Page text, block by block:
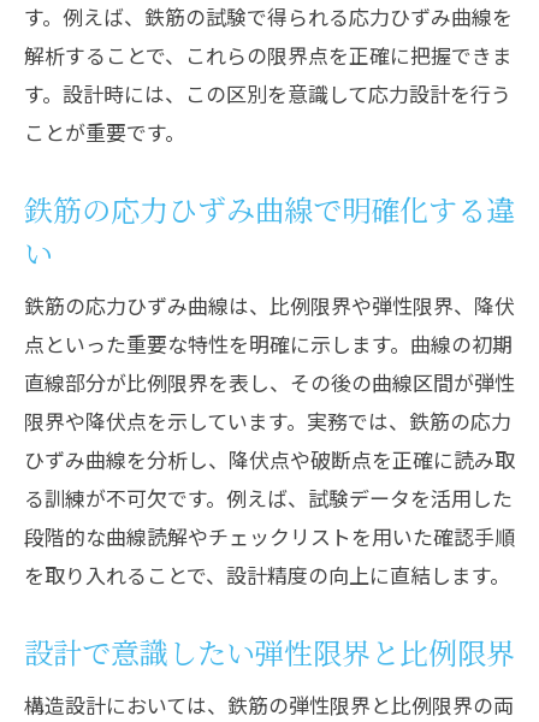
す。例えば、鉄筋の試験で得られる応力ひずみ曲線を
解析することで、これらの限界点を正確に把握できま
す。設計時には、この区別を意識して応力設計を行う
ことが重要です。
鉄筋の応力ひずみ曲線で明確化する違
い
鉄筋の応力ひずみ曲線は、比例限界や弾性限界、降伏
点といった重要な特性を明確に示します。曲線の初期
直線部分が比例限界を表し、その後の曲線区間が弾性
限界や降伏点を示しています。実務では、鉄筋の応力
ひずみ曲線を分析し、降伏点や破断点を正確に読み取
る訓練が不可欠です。例えば、試験データを活用した
段階的な曲線読解やチェックリストを用いた確認手順
を取り入れることで、設計精度の向上に直結します。
設計で意識したい弾性限界と比例限界
構造設計においては、鉄筋の弾性限界と比例限界の両